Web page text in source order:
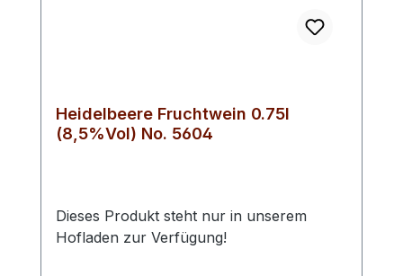
Heidelbeere Fruchtwein 0.75l
(8,5%Vol) No. 5604
Dieses Produkt steht nur in unserem
Hofladen zur Verfügung!